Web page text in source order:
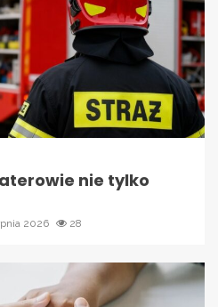
nie tylko
2026 28